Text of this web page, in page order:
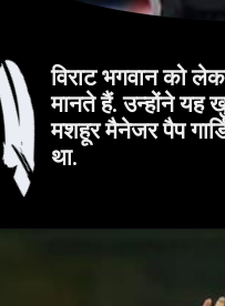
विराट भगवान को
मानते हैं. उन्होंने यह
मशहूर मैनेजर पैप
था.